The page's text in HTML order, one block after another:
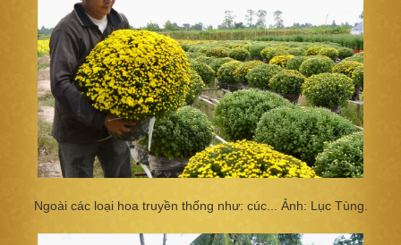
Ngoài các loại hoa truyền thống như: cúc... Ảnh: Lục Tùng.